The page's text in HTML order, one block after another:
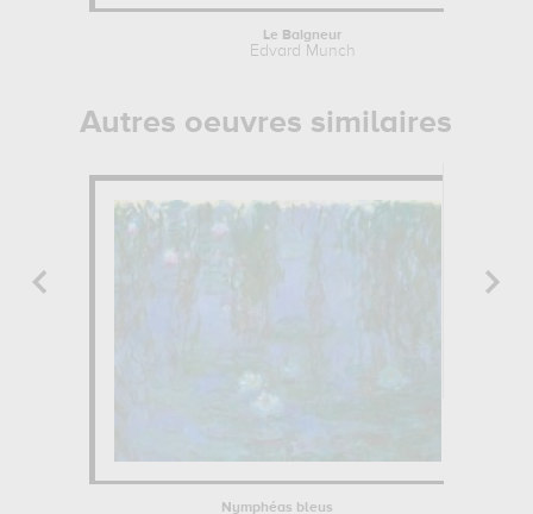
Le Baigneur
Edvard Munch
Autres oeuvres similaires
Nymphéas bleus